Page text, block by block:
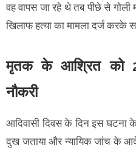
वह वापस जा रहे थे तब पीछे से गोली
खिलाफ हत्या का मामला दर्ज करके
मृतक के आश्रित को
नौकरी
आदिवासी दिवस के दिन इस घटना
दुख जताया और न्यायिक जांच के